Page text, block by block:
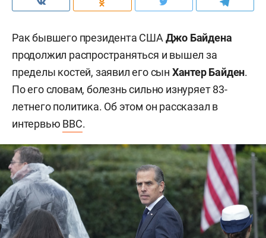
Рак бывшего президента США Джо Байдена
продолжил распространяться и вышел за
пределы костей, заявил его сын Хантер Байден.
По его словам, болезнь сильно изнуряет 83-
летнего политика. Об этом он рассказал в
интервью BBC.